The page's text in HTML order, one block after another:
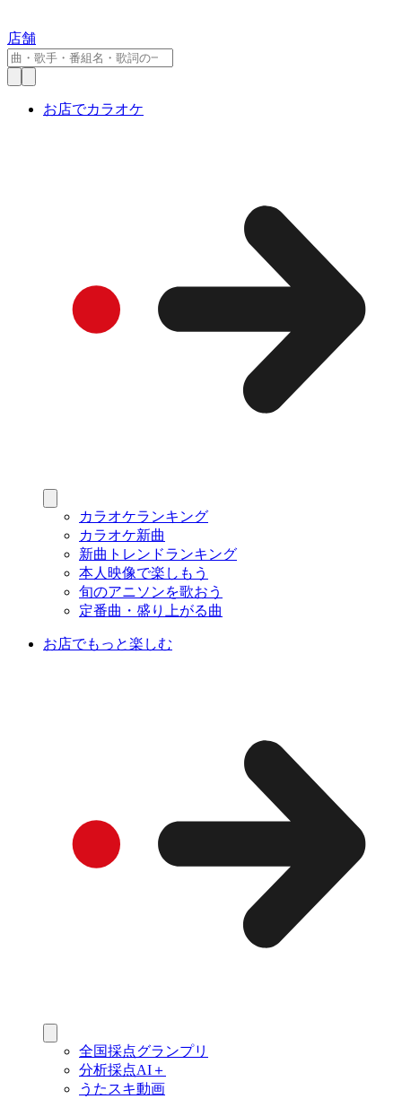
店舗
お店でカラオケ
カラオケランキング
カラオケ新曲
新曲トレンドランキング
本人映像で楽しもう
旬のアニソンを歌おう
定番曲・盛り上がる曲
お店でもっと楽しむ
全国採点グランプリ
分析採点AI＋
うたスキ動画